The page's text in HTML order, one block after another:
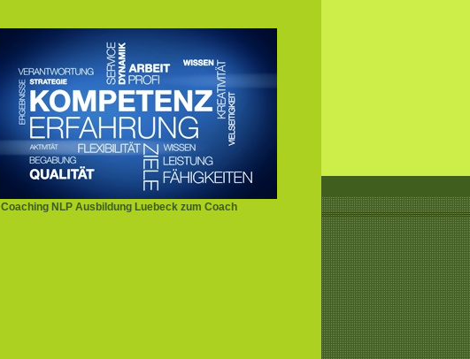
Coaching NLP Ausbildung Luebeck zum Coach